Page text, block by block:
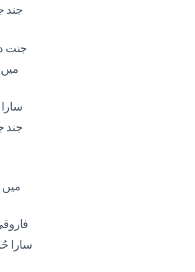
جند
جنت
سارا
جند
میں
سارا